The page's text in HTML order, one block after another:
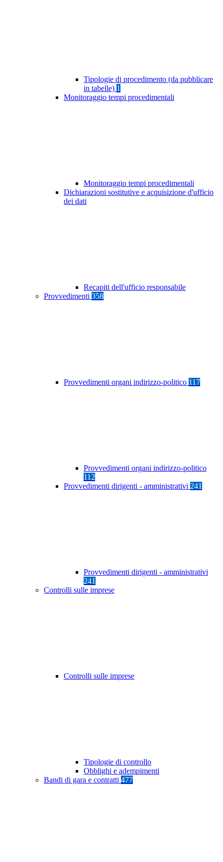
Tipologie di procedimento (da pubblicare
in tabelle) 1
Monitoraggio tempi procedimentali
Monitoraggio tempi procedimentali
Dichiarazioni sostitutive e acquisizione d'ufficio
dei dati
Recapiti dell'ufficio responsabile
Provvedimenti 358
Provvedimenti organi indirizzo-politico 117
Provvedimenti organi indirizzo-politico
112
Provvedimenti dirigenti - amministrativi 241
Provvedimenti dirigenti - amministrativi
241
Controlli sulle imprese
Controlli sulle imprese
Tipologie di controllo
Obblighi e adempimenti
Bandi di gara e contratti 477